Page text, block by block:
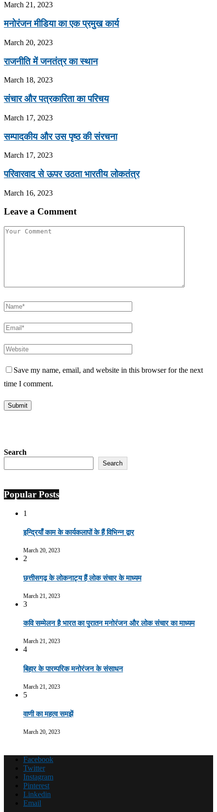
March 21, 2023
मनोरंजन मीडिया का एक प्रमुख कार्य
March 20, 2023
राजनीति में जनतंत्र का स्थान
March 18, 2023
संचार और पत्रकारिता का परिचय
March 17, 2023
सम्पादकीय और उस पृष्ठ की संरचना
March 17, 2023
परिवारवाद से ऊपर उठता भारतीय लोकतंत्र
March 16, 2023
Leave a Comment
Save my name, email, and website in this browser for the next
time I comment.
Search
Search
Popular Posts
1
इन्द्रियाँ काम के कार्यकलापों के हैं विभिन्न द्वार
March 20, 2023
2
छत्तीसगढ़ के लोकनाट्य हैं लोक संचार के माध्यम
March 21, 2023
3
कवि सम्मेलन है भारत का पुरातन मनोरंजन और लोक संचार का माध्यम
March 21, 2023
4
बिहार के पारम्परिक मनोरंजन के संसाधन
March 21, 2023
5
वाणी का महत्व समझें
March 20, 2023
Facebook
Twitter
Instagram
Pinterest
Linkedin
Email